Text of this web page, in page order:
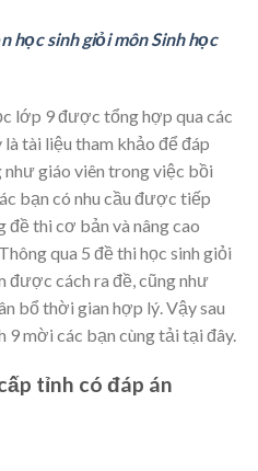
học sinh giỏi môn Sinh học
lớp 9 được tổng hợp qua các
tài liệu tham khảo để đáp
như giáo viên trong việc bồi
bạn có nhu cầu được tiếp
đề thi cơ bản và nâng cao
qua 5 đề thi học sinh giỏi
được cách ra đề, cũng như
bổ thời gian hợp lý. Vậy sau
9 mời các bạn cùng tải tại đây.
tỉnh có đáp án